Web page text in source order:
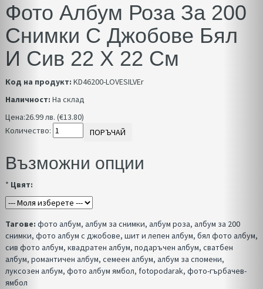
Фото Албум Роза За 200
Снимки С Джобове Бял
И Сив 22 Х 22 См
Код на продукт: KD46200-LOVESILVEr
Наличност: На склад
Цена:26.99 лв. (€13.80)
Количество:
ПОРЪЧАЙ
Възможни опции
* Цвят:
Тагове: фото албум, албум за снимки, албум роза, албум за 200
снимки, фото албум с джобове, шит и лепен албум, бял фото албум,
сив фото албум, квадратен албум, подаръчен албум, сватбен
албум, романтичен албум, семеен албум, албум за спомени,
луксозен албум, фото албум ямбол, fotopodarak, фото-гърбачев-
ямбол